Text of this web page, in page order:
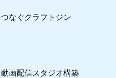
なぐクラフトジン
画配信スタジオ構築